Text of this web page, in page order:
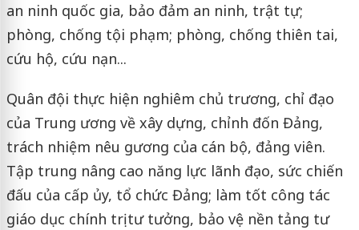
an ninh quốc gia, bảo đảm an ninh, trật tự;
phòng, chống tội phạm; phòng, chống thiên tai,
cứu hộ, cứu nạn...
Quân đội thực hiện nghiêm chủ trương, chỉ đạo
của Trung ương về xây dựng, chỉnh đốn Đảng,
trách nhiệm nêu gương của cán bộ, đảng viên.
Tập trung nâng cao năng lực lãnh đạo, sức chiến
đấu của cấp ủy, tổ chức Đảng; làm tốt công tác
giáo dục chính trị tư tưởng, bảo vệ nền tảng tư